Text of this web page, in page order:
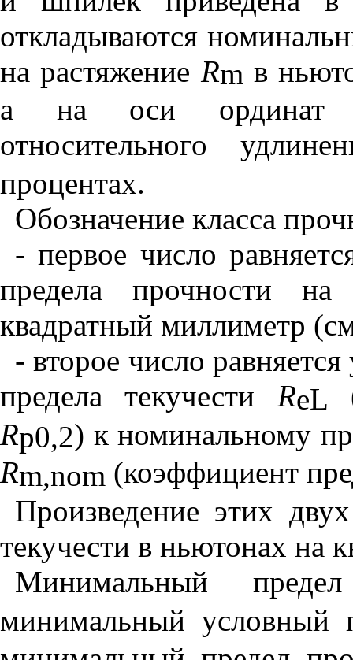
откладываются
на растяжение Rm в
а
на оси
ординат
относительного
процентах.
Обозначение класса
- первое число
предела
прочности
на
квадратный миллиметр (
- второе число равняется
предела
текучести ReL
Rp0,2) к номинальному
Rm,nom (коэффициент
Произведение этих двух
текучести в ньютонах на
Минимальный
предел
минимальный условный